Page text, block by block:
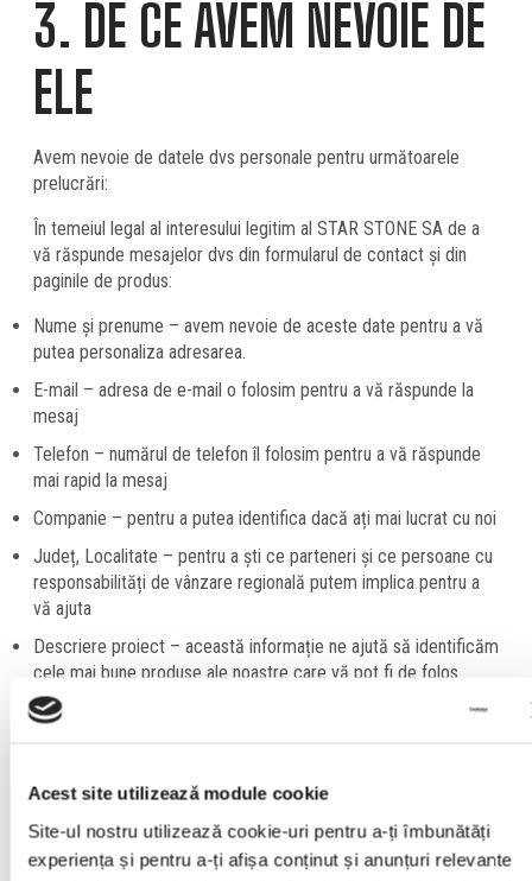
Acest site utilizează module cookie
Site-ul nostru utilizează cookie-uri pentru a-ți îmbunătăți
experiența și pentru a-ți afișa conținut și anunțuri relevante
3. DE CE AVEM NEVOIE DE
ELE
Avem nevoie de datele dvs personale pentru următoarele
prelucrări:
În temeiul legal al interesului legitim al STAR STONE SA de a
vă răspunde mesajelor dvs din formularul de contact și din
paginile de produs:
Nume și prenume – avem nevoie de aceste date pentru a vă
putea personaliza adresarea.
E-mail – adresa de e-mail o folosim pentru a vă răspunde la
mesaj
Telefon – numărul de telefon îl folosim pentru a vă răspunde
mai rapid la mesaj
Companie – pentru a putea identifica dacă ați mai lucrat cu noi
Județ, Localitate – pentru a ști ce parteneri și ce persoane cu
responsabilități de vânzare regională putem implica pentru a
vă ajuta
Descriere proiect – această informație ne ajută să identificăm
cele mai bune produse ale noastre care vă pot fi de folos
Cu consimțământul dumneavoastră, am dori să prelucrăm și
Comportament online
Istoria navigării – partajăm aceste informații cu partenerii
noștri descriși în politica de cookies pentru a vă putea livra